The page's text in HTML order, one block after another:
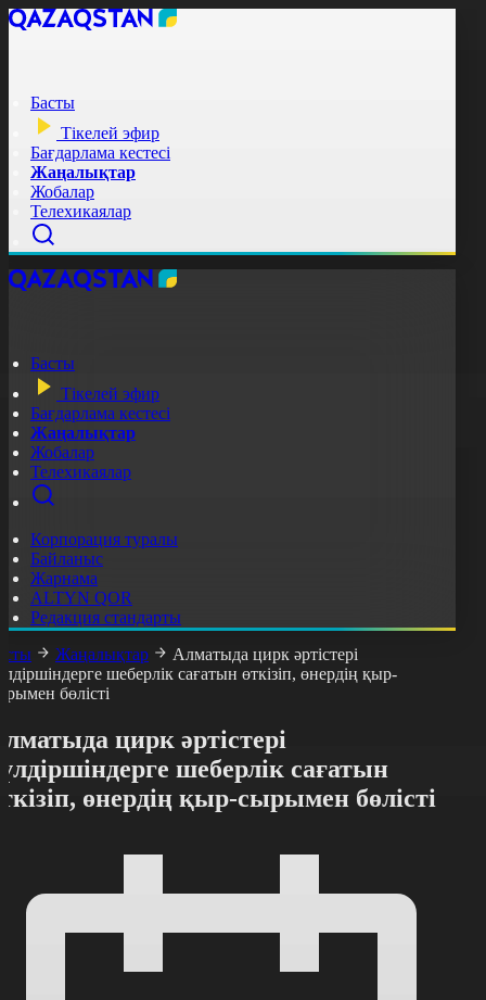
Басты
Тікелей эфир
Бағдарлама кестесі
Жаңалықтар
Жобалар
Телехикаялар
Басты
Тікелей эфир
Бағдарлама кестесі
Жаңалықтар
Жобалар
Телехикаялар
Корпорация туралы
Байланыс
Жарнама
ALTYN QOR
Редакция стандарты
Жаңалықтар
Алматыда цирк әртістері
шеберлік сағатын өткізіп, өнердің қыр-
бөлісті
цирк әртістері
шеберлік сағатын
өнердің қыр-сырымен бөлісті